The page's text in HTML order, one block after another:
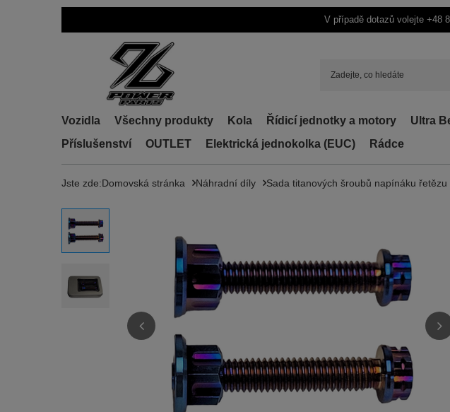
V případě dotazů volejte +48
Vozidla Všechny produkty Kola Řídicí jednotky a motory Ultra
Příslušenství
OUTLET Elektrická jednokolka (EUC) Rádce
Jste zde:Domovská stránka Náhradní díly Sada titanových šroubů napínáku